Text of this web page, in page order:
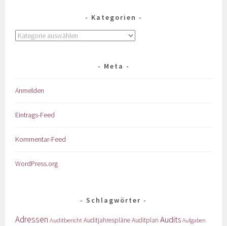
Kategorien
Meta
Anmelden
Eintrags-Feed
Kommentar-Feed
WordPress.org
Schlagwörter
Adressen AuditberichtAuditjahrespläneAuditplan Audits Aufgaben